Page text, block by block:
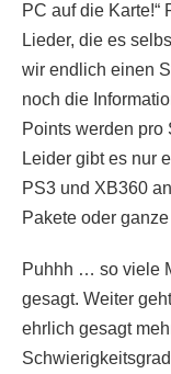
PC auf die Karte!“
Lieder, die es
wir endlich einen
noch die
Points werden pro
Leider gibt es nur
PS3 und XB360
Pakete oder
Puhhh … so viele
gesagt. Weiter
ehrlich gesagt